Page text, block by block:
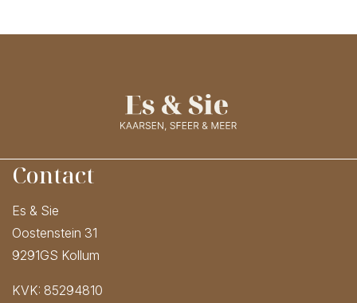
Contact
Es & Sie
Oostenstein 31
9291GS Kollum
KVK: 85294810